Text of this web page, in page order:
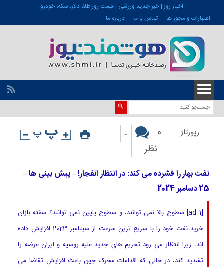
اخبار روز | خبر جدید ورزشی | قیمت روز طلا، دلار، سکه، خودرو
اعتبارات و مجوز ها
تماس با ما درباره ما
رپورتاژ
0
نظر
-
نفت بهار را فشرده می کند: در انتظار انفجار! – پیش بینی ها –
25 دسامبر 2024
[ad_1] سطوح بالا نمی توانند، و سطوح پایین نمی توانند؟ سفته بازان
خرید نفت خود را با سریع ترین سرعت از سپتامبر 2023 افزایش داده
اند، زیرا انتظار می رود تحریم های جدید علیه روسیه و ایران عرضه را
تشدید کند، در حالی که اقدامات محرک چین باعث افزایش تقاضا می